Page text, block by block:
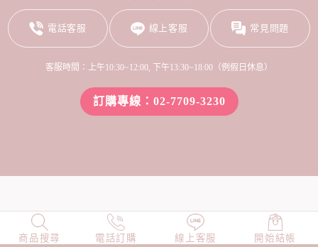
商品搜尋 電話訂購 線上客服 開始結帳
NEW 店長精選 TOP100 小編穿搭
電話客服 線上客服 常見問題
客服時間：上午10:30~12:00, 下午13:30~18:00（例假日休息）
訂購專線：02-7709-3230